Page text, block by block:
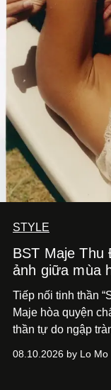
STYLE
BST Maje Thu
ảnh giữa mùa
Tiếp nối tinh thần
Maje hòa quyện
thần tự do ngập
08.10.2026 by Lo Mo